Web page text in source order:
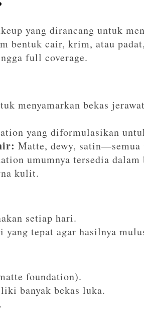
yang dirancang untuk
bentuk cair, krim, atau
full coverage.
menyamarkan bekas
yang diformulasikan
Matte, dewy, satin—semua
umumnya tersedia dalam
kulit.
setiap hari.
tepat agar hasilnya
foundation).
banyak bekas luka.